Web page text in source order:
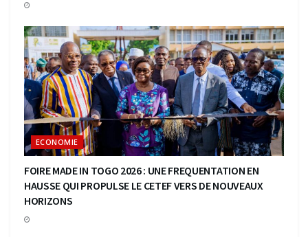
ECONOMIE
FOIRE MADE IN TOGO 2026 : UNE FREQUENTATION EN
HAUSSE QUI PROPULSE LE CETEF VERS DE NOUVEAUX
HORIZONS